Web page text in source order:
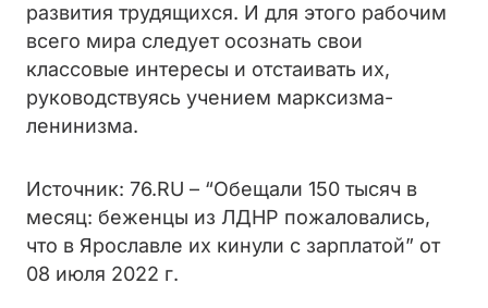
развития трудящихся. И для этого рабочим
всего мира следует осознать свои
классовые интересы и отстаивать их,
руководствуясь учением марксизма-
ленинизма.
Источник: 76.RU – “Обещали 150 тысяч в
месяц: беженцы из ЛДНР пожаловались,
что в Ярославле их кинули с зарплатой” от
08 июля 2022 г.